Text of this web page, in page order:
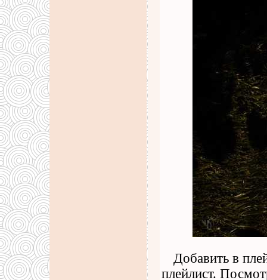
Добавить в
плейлист.